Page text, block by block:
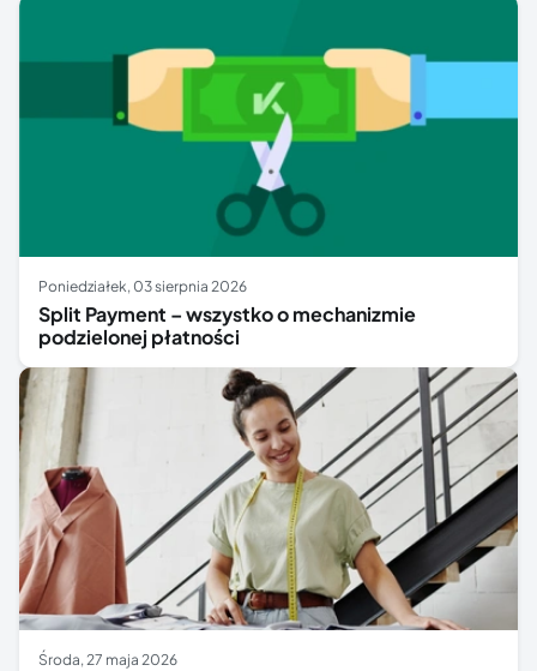
poniedziałek, 03 sierpnia 2026
Split Payment – wszystko o mechanizmie
podzielonej płatności
środa, 27 maja 2026